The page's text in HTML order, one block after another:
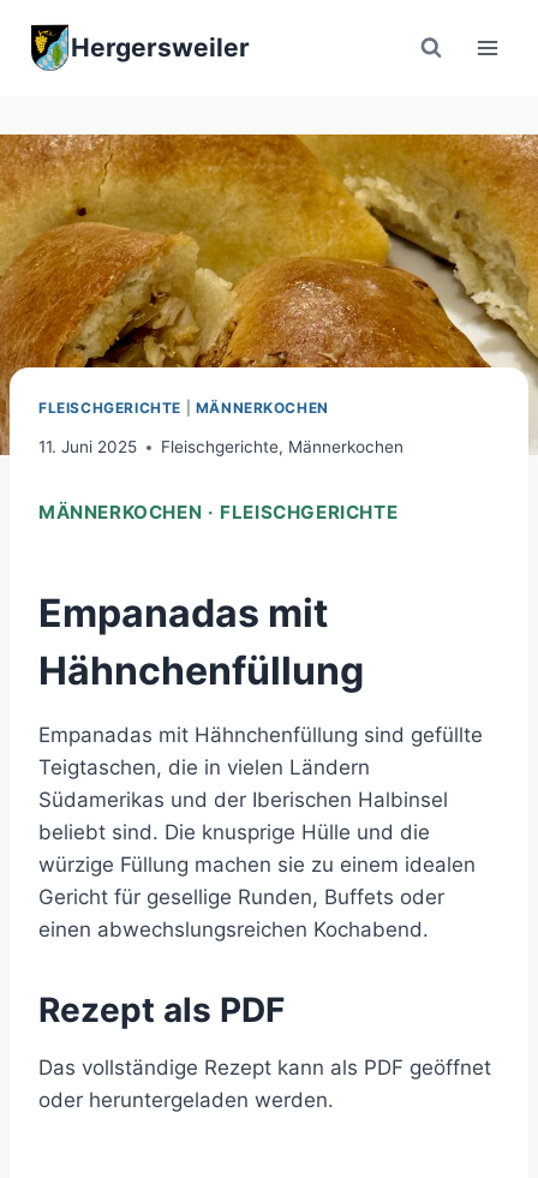
Inhalt
Hergersweiler
FLEISCHGERICHTE MÄNNERKOCHEN
11. Juni 2025 Fleischgerichte, Männerkochen
MÄNNERKOCHEN · FLEISCHGERICHTE
Empanadas mit
Hähnchenfüllung
Empanadas mit Hähnchenfüllung sind gefüllte
Teigtaschen, die in vielen Ländern
Südamerikas und der Iberischen Halbinsel
beliebt sind. Die knusprige Hülle und die
würzige Füllung machen sie zu einem idealen
Gericht für gesellige Runden, Buffets oder
einen abwechslungsreichen Kochabend.
Rezept als PDF
Das vollständige Rezept kann als PDF geöffnet
oder heruntergeladen werden.